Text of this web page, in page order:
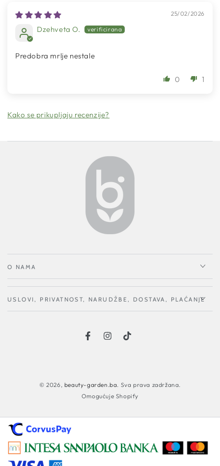
25/02/2026
Dzehveta O.
Predobra mrlje nestale
0 1
Kako se prikupljaju recenzije?
O NAMA
USLOVI, PRIVATNOST, NARUDŽBE, DOSTAVA, PLAĆANJE
© 2026, beauty-garden.ba. Sva prava zadržana.
Omogućuje Shopify
plaćanja